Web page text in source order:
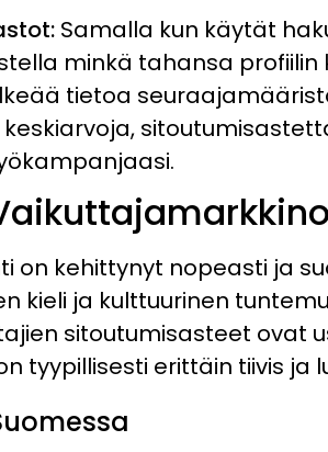
: Samalla kun käytät
minkä tahansa
tietoa
on kehittynyt nopeasti ja
kieli ja kulttuurinen
sitoutumisasteet ovat
tyypillisesti erittäin tiivis ja